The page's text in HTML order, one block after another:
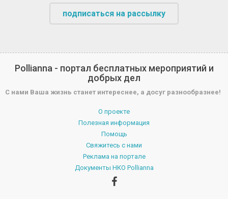
подписаться на рассылку
Pollianna - портал бесплатных мероприятий и
добрых дел
С нами Ваша жизнь станет интереснее, а досуг разнообразнее!
О проекте
Полезная информация
Помощь
Свяжитесь с нами
Реклама на портале
Документы НКО Pollianna